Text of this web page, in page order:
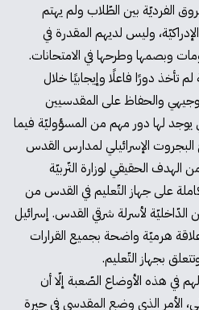
الفرديّة بين الطّلاب ولم يهتم
وليس لديهم المقدرة في
وبصمها وطرحها في الامتحانات.
تأخذ دورًا فاعلًا وإيجابيًا خلال
والحفاظ على المقدسيين
يوجد لها دور مهم من المسؤوليّة فيما
الإسرائيلي لمدارس القدس
الهدف الحقيقي لوزارة التّربيّة
على جهاز التّعليم في القدس من
الدّاخليّة لأسرلة شرقي القدس. إسرائيل
هرميّة واضحة بجميع القرارات
بجهاز التّعليم.
في هذه الأوضاع الصّعبة إلّا أن
الأمر الذي وضع المقدسي في حيرة